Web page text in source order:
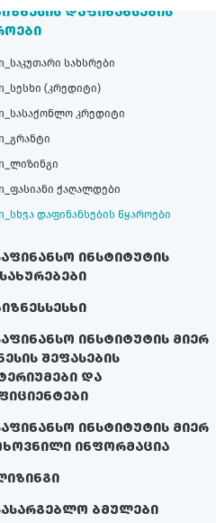
დაფინანსების
სახსრები
(კრედიტი)
კრედიტი
ქაღალდები
დაფინანსების წყაროები
ინსტიტუტის
ინსტიტუტის მიერ
შეფასების
და
ინსტიტუტის მიერ
ინფორმაცია
ბმულები